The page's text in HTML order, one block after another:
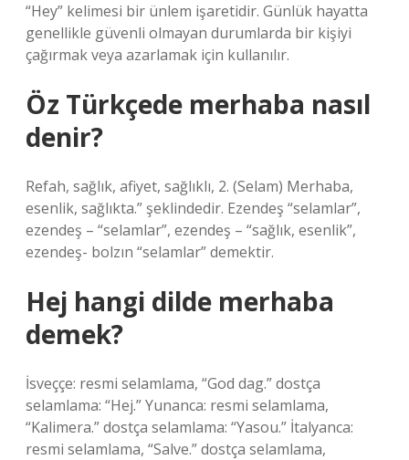
“Hey” kelimesi bir ünlem işaretidir. Günlük hayatta
genellikle güvenli olmayan durumlarda bir kişiyi
çağırmak veya azarlamak için kullanılır.
Öz Türkçede merhaba nasıl
denir?
Refah, sağlık, afiyet, sağlıklı, 2. (Selam) Merhaba,
esenlik, sağlıkta.” şeklindedir. Ezendeş “selamlar”,
ezendeş – “selamlar”, ezendeş – “sağlık, esenlik”,
ezendeş- bolzın “selamlar” demektir.
Hej hangi dilde merhaba
demek?
İsveççe: resmi selamlama, “God dag.” dostça
selamlama: “Hej.” Yunanca: resmi selamlama,
“Kalimera.” dostça selamlama: “Yasou.” İtalyanca:
resmi selamlama, “Salve.” dostça selamlama,